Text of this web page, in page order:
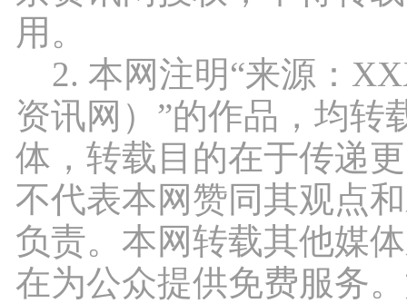
用。
2. 本网注明“来源：
资讯网）”的作品，均转
体，转载目的在于传递
不代表本网赞同其观点
负责。本网转载其他媒
在为公众提供免费服务